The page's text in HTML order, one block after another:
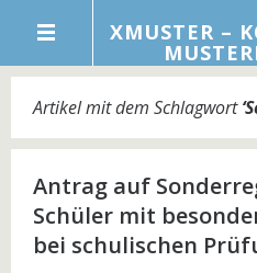
XMUSTER –
Artikel mit dem Schlagwort‘
Antrag auf
Schüler mit
bei schulischen